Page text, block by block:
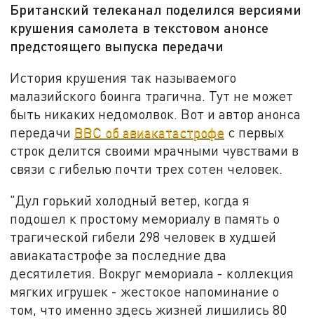
Британский телеканал поделился версиями
крушения самолета в текстовом анонсе
предстоящего выпуска передачи
История крушения так называемого
малазийского боинга трагична. Тут не может
быть никаких недомолвок. Вот и автор анонса
передачи BBC об авиакатастрофе с первых
строк делится своими мрачными чувствами в
связи с гибелью почти трех сотен человек.
"Дул горький холодный ветер, когда я
подошел к простому мемориалу в память о
трагической гибели 298 человек в худшей
авиакатастрофе за последние два
десятилетия. Вокруг мемориала - коллекция
мягких игрушек - жестокое напоминание о
том, что именно здесь жизней лишились 80